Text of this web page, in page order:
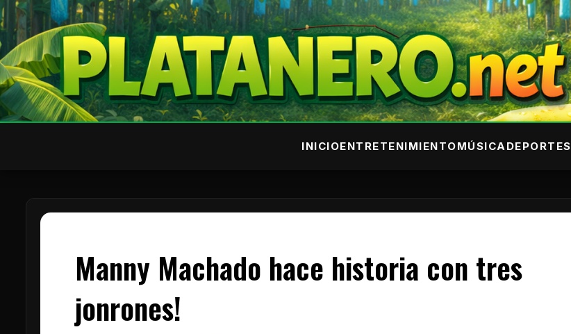
INICIOENTRETENIMIENTOMÚSICA DEPORTES
Manny Machado hace historia con tres
jonrones!